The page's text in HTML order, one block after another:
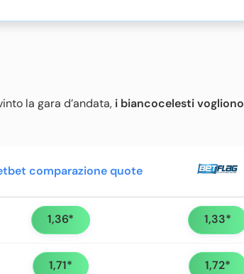
la gara d’andata, i biancocelesti vogliono
1,36* 1,33*
1,71* 1,72*